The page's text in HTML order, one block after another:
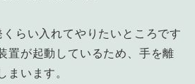
らい入れてやりたいところです
置が起動しているため、手を離
まいます。